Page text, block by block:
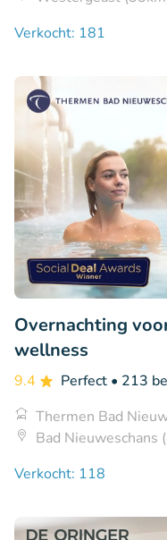
Verkocht: 181
Overnachting
wellness
9.4 Perfect • 213
Thermen Bad
Bad Nieuweschans
Verkocht: 118